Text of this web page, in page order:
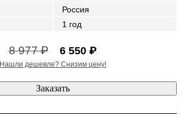
Россия
1 год
8 977 ₽ 6 550 ₽
Нашли дешевле? Снизим цену!